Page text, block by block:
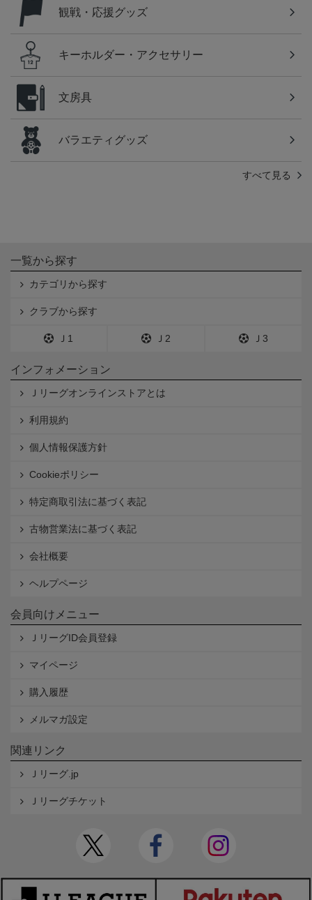
観戦・応援グッズ
キーホルダー・アクセサリー
文房具
バラエティグッズ
すべて見る
一覧から探す
カテゴリから探す
クラブから探す
Ｊ1 Ｊ2 Ｊ3
インフォメーション
Ｊリーグオンラインストアとは
利用規約
個人情報保護方針
Cookieポリシー
特定商取引法に基づく表記
古物営業法に基づく表記
会社概要
ヘルプページ
会員向けメニュー
ＪリーグID会員登録
マイページ
購入履歴
メルマガ設定
関連リンク
Ｊリーグ.jp
Ｊリーグチケット